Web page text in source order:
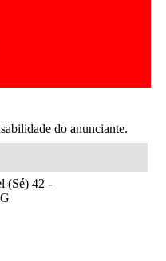
do anunciante.
(Sé) 42 -